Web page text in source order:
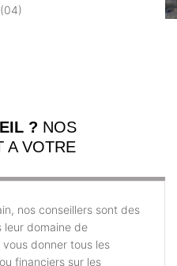
? NOS
A VOTRE
nos conseillers sont des
leur domaine de
donner tous les
financiers sur les